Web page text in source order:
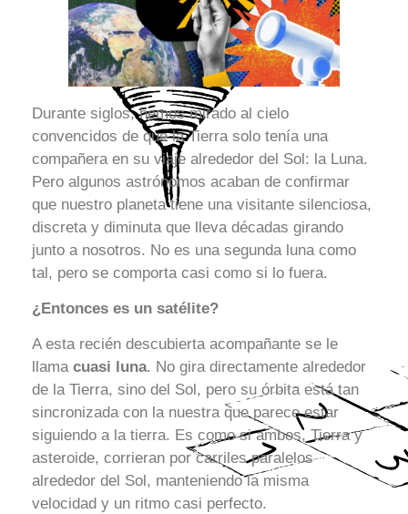
Durante siglos, hemos mirado al cielo
convencidos de que la Tierra solo tenía una
compañera en su viaje alrededor del Sol: la Luna.
Pero algunos astrónomos acaban de confirmar
que nuestro planeta tiene una visitante silenciosa,
discreta y diminuta que lleva décadas girando
junto a nosotros. No es una segunda luna como
tal, pero se comporta casi como si lo fuera.
¿Entonces es un satélite?
A esta recién descubierta acompañante se le
llama cuasi luna. No gira directamente alrededor
de la Tierra, sino del Sol, pero su órbita está tan
sincronizada con la nuestra que parece estar
siguiendo a la tierra. Es como si ambos, Tierra y
asteroide, corrieran por carriles paralelos
alrededor del Sol, manteniendo la misma
velocidad y un ritmo casi perfecto.